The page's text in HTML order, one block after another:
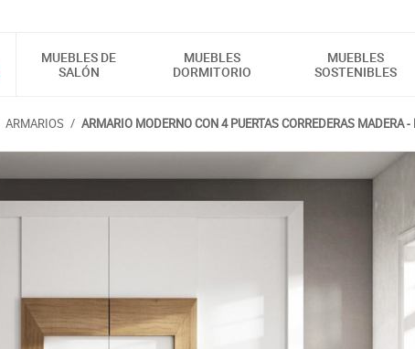
MUEBLES DE
SALÓN
MUEBLES
DORMITORIO
MUEBLES
SOSTENIBLES
ARMARIOS / ARMARIO MODERNO CON 4 PUERTAS CORREDERAS MADERA -